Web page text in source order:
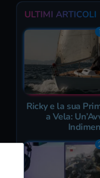
ULTIMI ARTICOLI
Ricky e la sua
a Vela: